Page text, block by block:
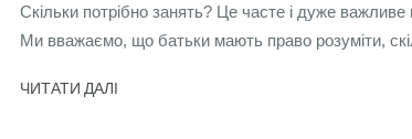
Скільки потрібно занять? Це часте і дуже важливе
Ми вважаємо, що батьки мають право розуміти,
ЧИТАТИ ДАЛІ